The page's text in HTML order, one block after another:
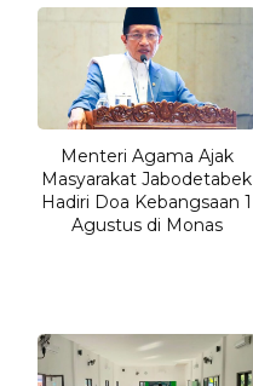
Menteri Agama Ajak
Masyarakat Jabodetabek
Hadiri Doa Kebangsaan 1
Agustus di Monas